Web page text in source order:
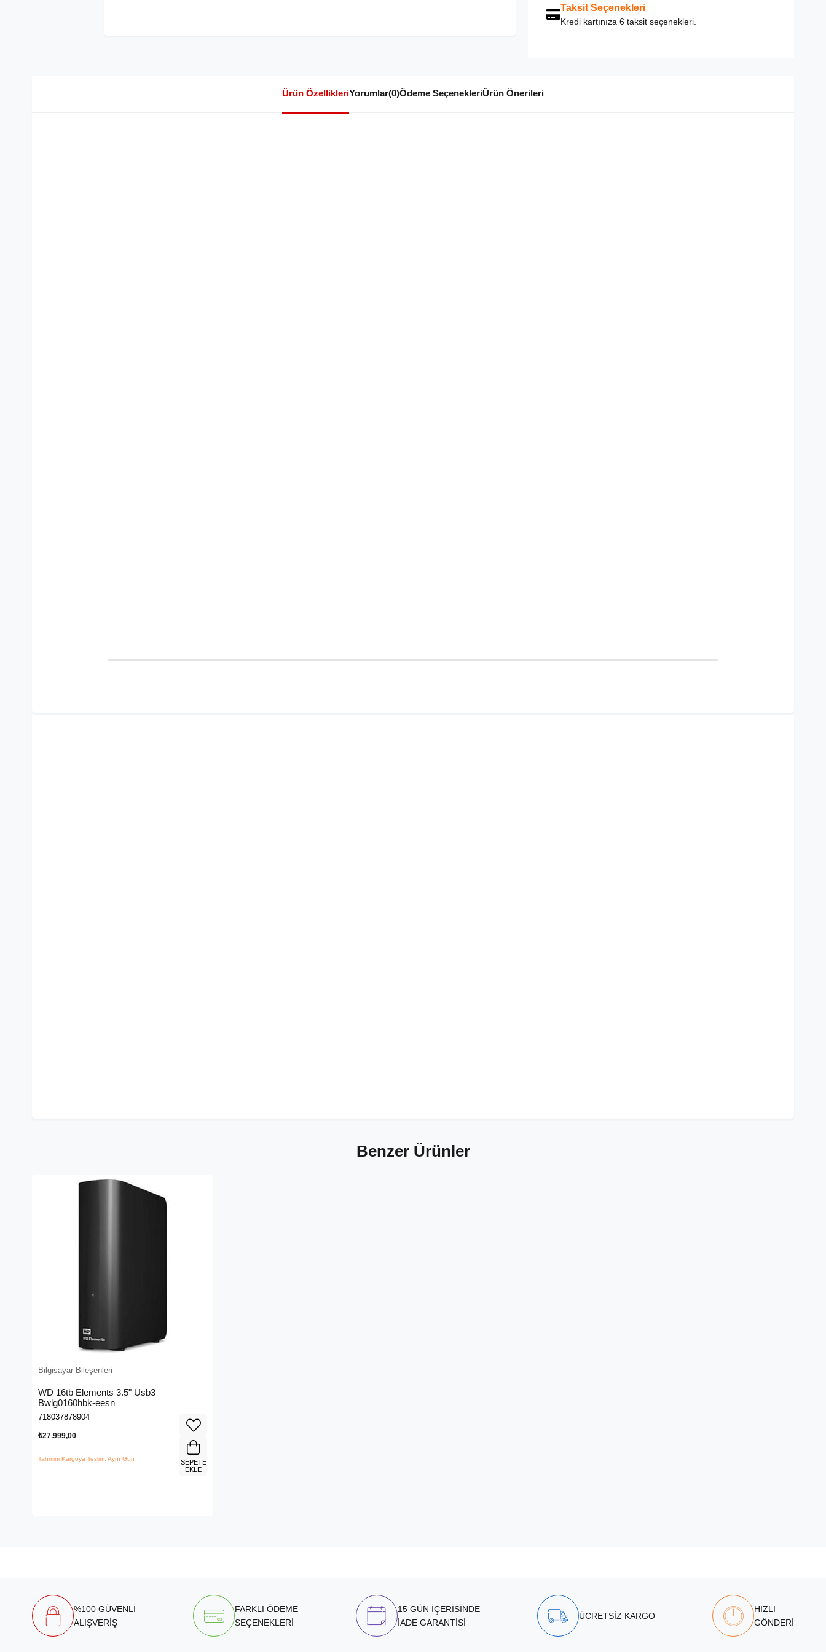
Taksit Seçenekleri
Kredi kartınıza 6 taksit seçenekleri.
Ürün ÖzellikleriYorumlar(0)Ödeme SeçenekleriÜrün Önerileri
Benzer Ürünler
Bilgisayar Bileşenleri
WD 16tb Elements 3.5" Usb3
Bwlg0160hbk-eesn
718037878904
₺27.999,00
Tahmini Kargoya Teslim: Aynı Gün
SEPETE
EKLE
%100 GÜVENLİ
ALIŞVERİŞ
FARKLI ÖDEME
SEÇENEKLERİ
15 GÜN İÇERİSİNDE
İADE GARANTİSİ
ÜCRETSİZ KARGO
HIZLI
GÖNDERİ